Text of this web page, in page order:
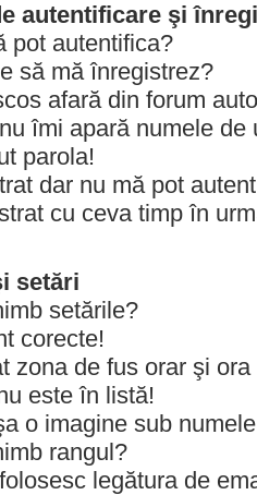
autentificare şi
pot autentifica?
să mă înregistrez?
afară din forum
îmi apară numele
parola!
dar nu mă pot
cu ceva timp în
setări
setările?
corecte!
zona de fus orar şi
este în listă!
o imagine sub
rangul?
legătura de